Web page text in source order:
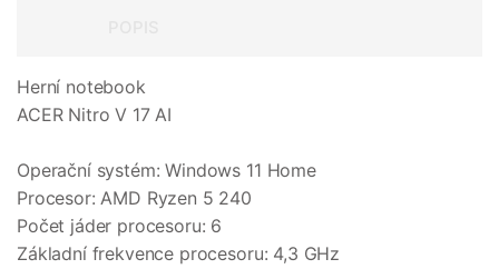
Herní notebook
ACER Nitro V 17 AI
Operační systém: Windows 11 Home
Procesor: AMD Ryzen 5 240
Počet jáder procesoru: 6
Základní frekvence procesoru: 4,3 GHz